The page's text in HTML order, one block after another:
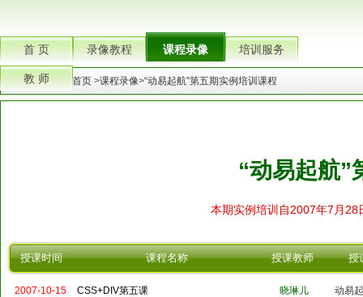
首 页 录像教程 课程录像 培训服务
教 师
您的位置： 首页 >课程录像>“动易起航”第五期实例培训课程
“动易起航”
本期实例培训自2007年7月28
授课时间 课程名称 授课教师 授
2007-10-15 CSS+DIV第五课 晓琳儿 动易